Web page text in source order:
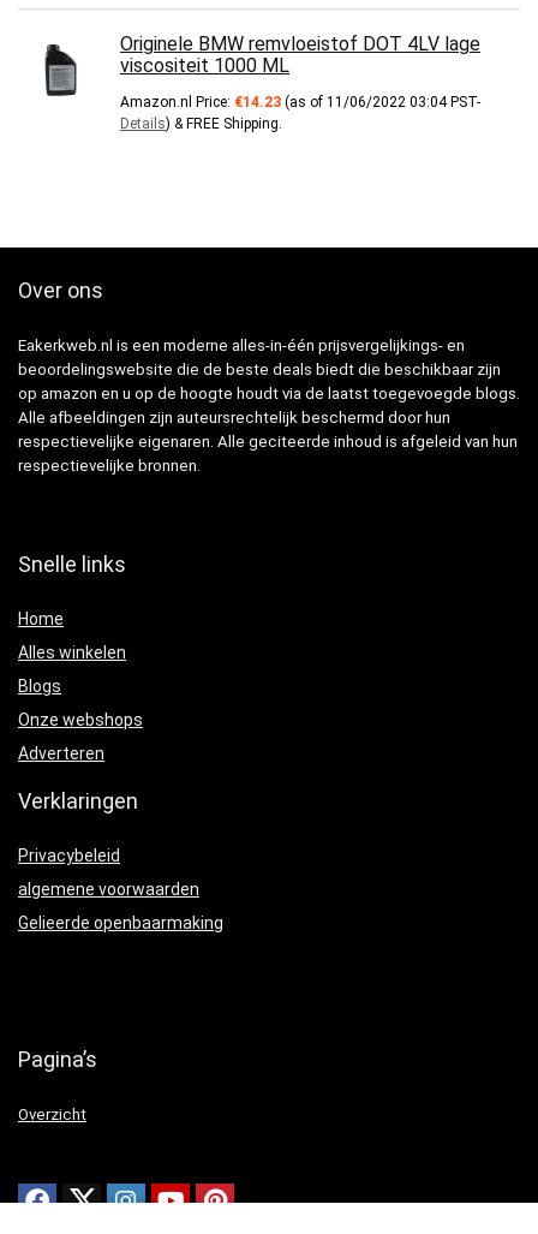
Originele BMW remvloeistof DOT 4LV lage
viscositeit 1000 ML
Amazon.nl Price: €14.23 (as of 11/06/2022 03:04 PST-
Details) & FREE Shipping.
Over ons
Eakerkweb.nl is een moderne alles-in-één prijsvergelijkings- en
beoordelingswebsite die de beste deals biedt die beschikbaar zijn
op amazon en u op de hoogte houdt via de laatst toegevoegde blogs.
Alle afbeeldingen zijn auteursrechtelijk beschermd door hun
respectievelijke eigenaren. Alle geciteerde inhoud is afgeleid van hun
respectievelijke bronnen.
Snelle links
Home
Alles winkelen
Blogs
Onze webshops
Adverteren
Verklaringen
Privacybeleid
algemene voorwaarden
Gelieerde openbaarmaking
Pagina’s
Overzicht